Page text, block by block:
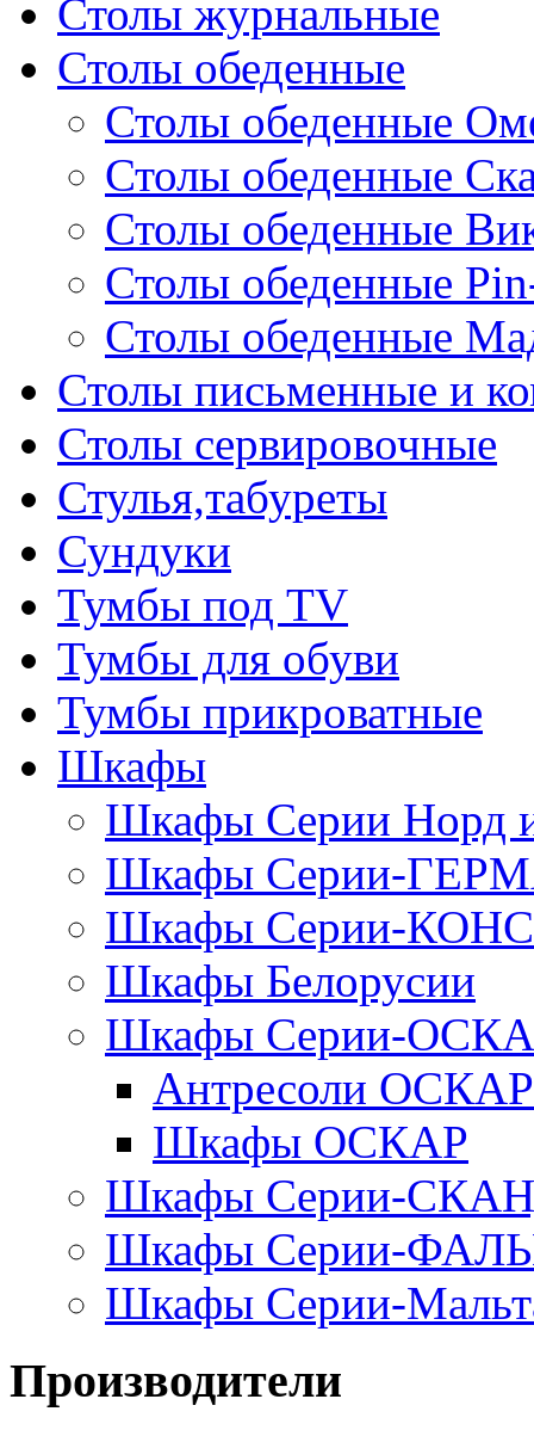
Столы журнальные
Столы обеденные
Столы обеденные
Столы обеденные
Столы обеденные
Столы обеденные
Столы обеденные
Столы письменные и
Столы сервировочные
Стулья,табуреты
Сундуки
Тумбы под TV
Тумбы для обуви
Тумбы прикроватные
Шкафы
Шкафы Серии
Шкафы Серии-
Шкафы Серии-
Шкафы Белорусии
Шкафы Серии-
Антресоли ОСКАР
Шкафы ОСКАР
Шкафы Серии-
Шкафы Серии-
Шкафы Серии-
Производители